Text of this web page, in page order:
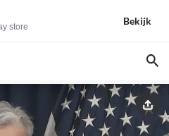
store
Bekijk